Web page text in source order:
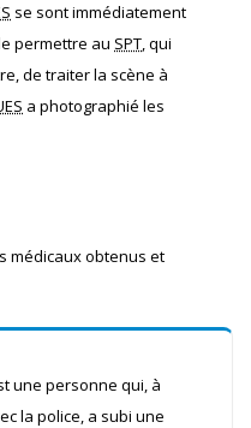
se sont immédiatement
permettre au SPT, qui
de traiter la scène à
a photographié les
médicaux obtenus et
une personne qui, à
la police, a subi une